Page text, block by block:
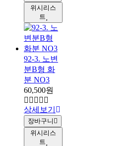
위시리스
트
92-3. 노변
분B형 화
분 NO3
60,500원
상세보기
장바구니
위시리스
트